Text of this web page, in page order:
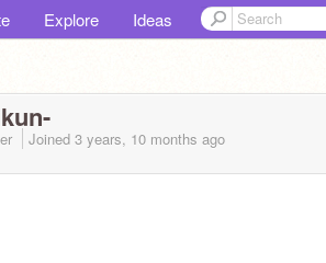
Explore Ideas
Joined 3 years, 10 months ago